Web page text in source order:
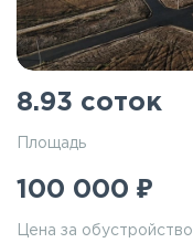
8.93 соток
Площадь
100 000 ₽
Цена за обустройство